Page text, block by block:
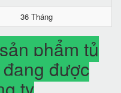
36 Tháng
phẩm tủ
được